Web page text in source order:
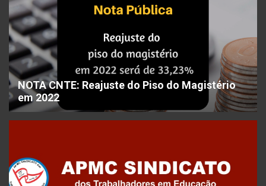
NOTA CNTE: Reajuste do Piso do Magistério
em 2022